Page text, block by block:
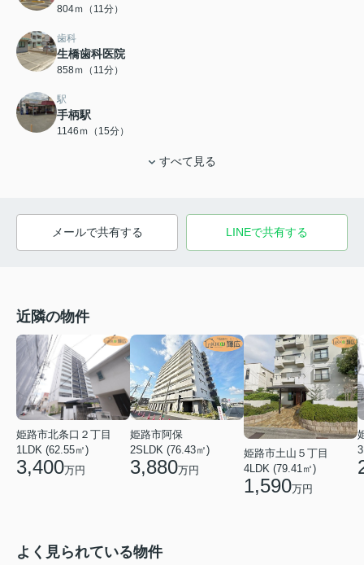
804ｍ（11分）
歯科
生橋歯科医院
858ｍ（11分）
駅
手柄駅
1146ｍ（15分）
すべて見る
メールで共有する LINEで共有する
近隣の物件
姫路市北条口２丁目
1LDK (62.55㎡)
3,400万円
姫路市阿保
2SLDK (76.43㎡)
3,880万円
姫路市土山５丁目
4LDK (79.41㎡)
1,590万円
よく見られている物件